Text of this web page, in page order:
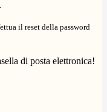
il reset della password
di posta elettronica!